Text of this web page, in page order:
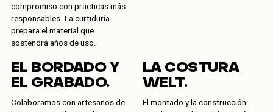
compromiso con prácticas más
responsables. La curtiduría
prepara el material que
sostendrá años de uso.
EL BORDADO Y
EL GRABADO.
Colaboramos con artesanos de
LA COSTURA
WELT.
El montado y la construcción